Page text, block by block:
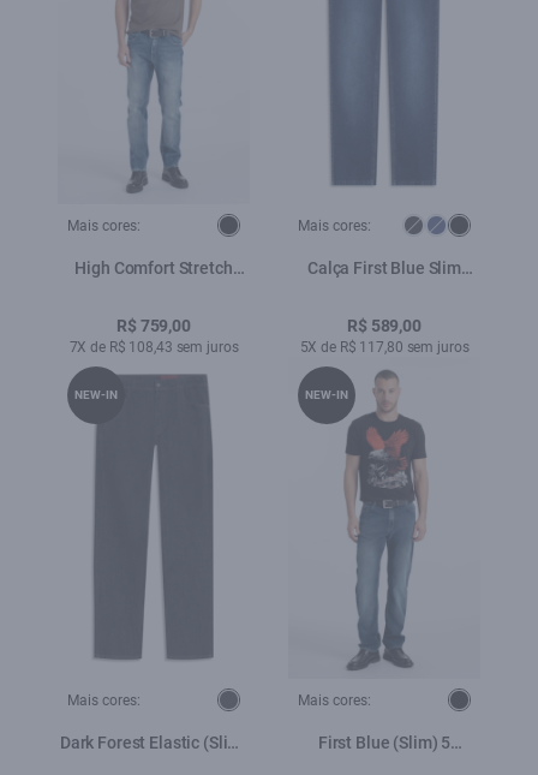
Mais cores:
High Comfort Stretch
Lav.Médio C/ Foam
R$ 759,00
7X de R$ 108,43 sem juros
Mais cores:
Calça First Blue Slim
R$ 589,00
5X de R$ 117,80 sem juros
Mais cores:
Dark Forest Elastic (Slim)
NEW-IN
Mais cores:
First Blue (Slim) 5
NEW-IN